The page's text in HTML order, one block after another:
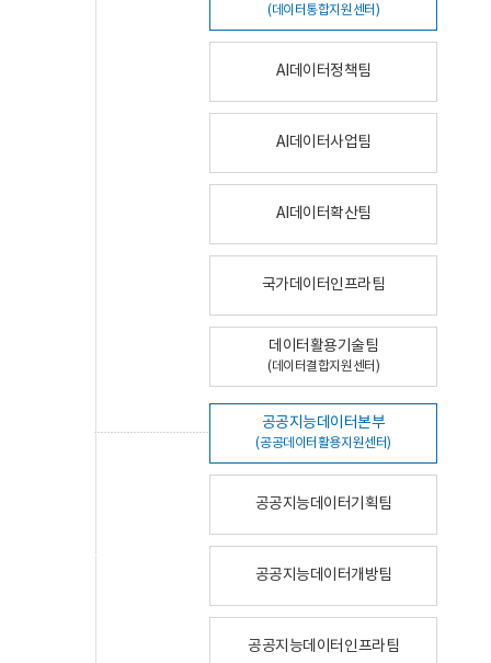
(데이터통합지원센터)
AI데이터정책팀
AI데이터사업팀
AI데이터확산팀
국가데이터인프라팀
데이터활용기술팀
(데이터결합지원센터)
공공지능데이터본부
(공공데이터활용지원센터)
공공지능데이터기획팀
공공지능데이터개방팀
공공지능데이터인프라팀